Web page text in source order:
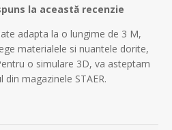
la această recenzie
adapta la o lungime de 3 M,
materialele si nuantele dorite,
o simulare 3D, va asteptam
din magazinele STAER.